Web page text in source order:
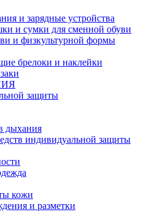
и зарядные устройства
и сумки для сменной обуви
и физкультурной формы
брелоки и наклейки
защиты
дыхания
индивидуальной защиты
кожи
и разметки